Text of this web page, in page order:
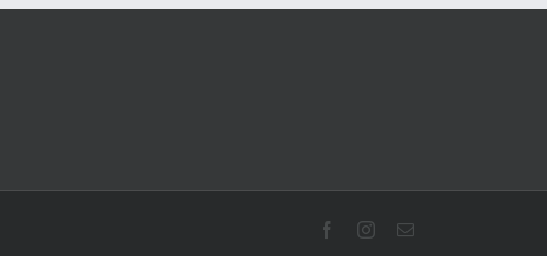
FacebookInstagram
Email